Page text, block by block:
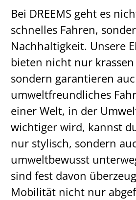
Bei DREEMS geht es
schnelles Fahren,
Nachhaltigkeit. Unsere
bieten nicht nur krassen
sondern garantieren
umweltfreundliches
einer Welt, in der
wichtiger wird, kannst
nur stylisch, sondern
umweltbewusst
sind fest davon
Mobilität nicht nur